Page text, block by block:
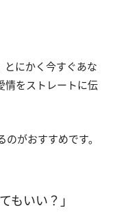
とにかく今すぐあな
情をストレートに伝
がおすすめです。
もいい？」